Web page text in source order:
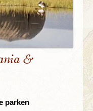
&
parken